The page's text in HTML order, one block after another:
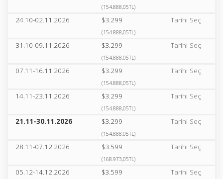
(154.888,05TL)
24.10-02.11.2026 $3.299
(154.888,05TL)
Tarihi Seç
31.10-09.11.2026 $3.299
(154.888,05TL)
Tarihi Seç
07.11-16.11.2026 $3.299
(154.888,05TL)
Tarihi Seç
14.11-23.11.2026 $3.299
(154.888,05TL)
Tarihi Seç
21.11-30.11.2026 $3.299
(154.888,05TL)
Tarihi Seç
28.11-07.12.2026 $3.599
(168.973,05TL)
Tarihi Seç
05.12-14.12.2026 $3.599 Tarihi Seç